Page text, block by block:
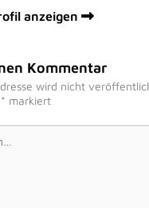
anzeigen
Kommentar
wird nicht
* markiert